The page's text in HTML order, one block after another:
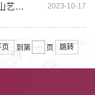
【山东商报】交响乐团是怎么排练的？山艺公益公开课为中小学生奉上视听盛宴 2023-10-17
页 到第 页 跳转